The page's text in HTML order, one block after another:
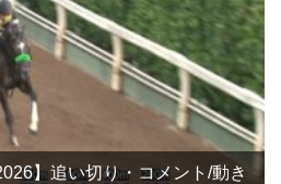
】追い切り・コメント/動き